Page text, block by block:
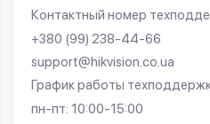
Контактный номер
+380 (99) 238-44-66
support@hikvision.co.ua
График работы
пн-пт: 10:00-15:00